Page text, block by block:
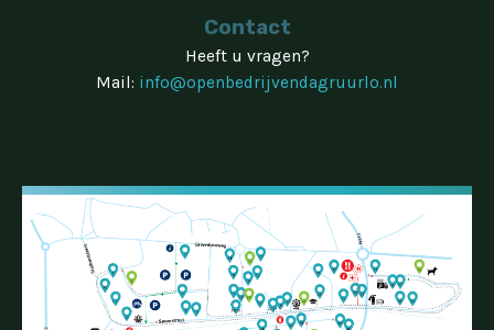
Contact
Heeft u vragen?
Mail: info@openbedrijvendagruurlo.nl